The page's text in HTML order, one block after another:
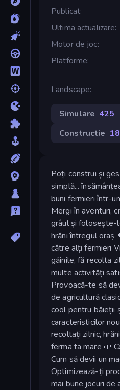
Publicat
Ultima actualizare
Motor de joc
Platforme
Landscape
Simulare 425
Constructie
Poți construi și
simplă...
buni fermieri într-
Mergi în aventuri,
grâul și folosește-
hrăni întregul oraș
către alți fermieri
găinile, fă recolta
multe activități
Provoacă-te să
de agricultură
cool pentru băieții
caracteristicilor
recoltați zilnic,
ferma ta mare 🌱
Cum să devii un
Optimizează-ți
mai bune jocuri